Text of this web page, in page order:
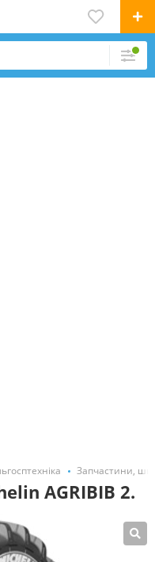
Запчастини,
AGRIBIB 2.